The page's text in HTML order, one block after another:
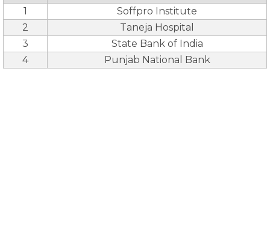
1
Soffpro Institute
2
Taneja Hospital
3
State Bank of India
4
Punjab National Bank